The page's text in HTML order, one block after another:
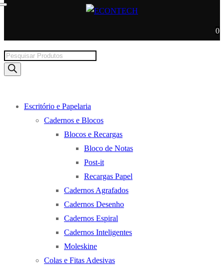
0
Products
search
Escritório e Papelaria
Cadernos e Blocos
Blocos e Recargas
Bloco de Notas
Post-it
Recargas Papel
Cadernos Agrafados
Cadernos Desenho
Cadernos Espiral
Cadernos Inteligentes
Moleskine
Colas e Fitas Adesivas